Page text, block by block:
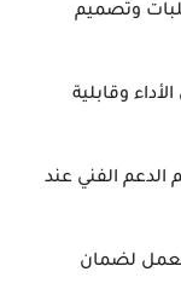
وتصميم
وقابلية
الدعم الفني عند
لضمان